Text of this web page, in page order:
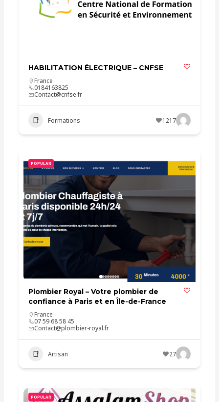
HABILITATION ÉLECTRIQUE – CNFSE
France
0184163825
Contact@cnfse.fr
Formations 1217
POPULAR
Plombier Royal – Votre plombier de
confiance à Paris et en Île-de-France
France
07 59 68 58 45
Contact@plombier-royal.fr
Artisan 27
POPULAR